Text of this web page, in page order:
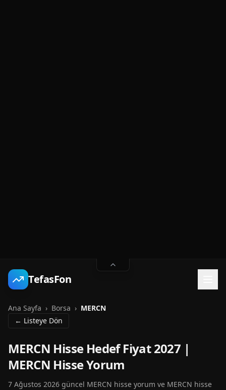
TefasFon
Ana Sayfa › Borsa › MERCN
← Listeye Dön
MERCN Hisse Hedef Fiyat 2027 |
MERCN Hisse Yorum
7 Ağustos 2026 güncel MERCN hisse yorum ve MERCN hisse